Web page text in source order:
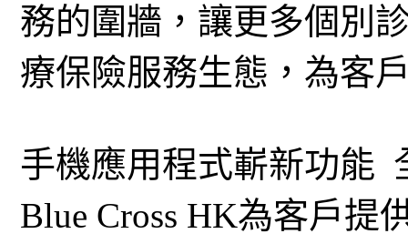
務的圍牆，讓更多個別
療保險服務生態，為客
手機應用程式嶄新功能
Blue Cross HK為客戶提